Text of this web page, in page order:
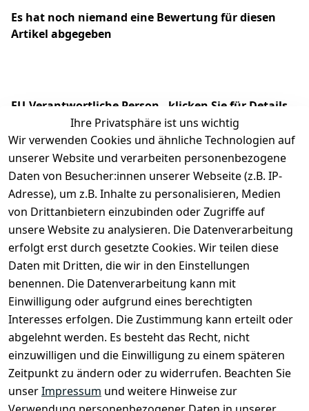
Es hat noch niemand eine Bewertung für diesen
Artikel abgegeben
EU-Verantwortliche Person - klicken Sie für Details
Ihre Privatsphäre ist uns wichtig
Wir verwenden Cookies und ähnliche Technologien auf
unserer Website und verarbeiten personenbezogene
Daten von Besucher:innen unserer Webseite (z.B. IP-
Adresse), um z.B. Inhalte zu personalisieren, Medien
von Drittanbietern einzubinden oder Zugriffe auf
unsere Website zu analysieren. Die Datenverarbeitung
erfolgt erst durch gesetzte Cookies. Wir teilen diese
Daten mit Dritten, die wir in den Einstellungen
benennen. Die Datenverarbeitung kann mit
Einwilligung oder aufgrund eines berechtigten
Interesses erfolgen. Die Zustimmung kann erteilt oder
abgelehnt werden. Es besteht das Recht, nicht
einzuwilligen und die Einwilligung zu einem späteren
Zeitpunkt zu ändern oder zu widerrufen. Beachten Sie
unserImpressum und weitere Hinweise zur
Rechtliches
Impressum
Datenschutze
rklärung
Barrierefreihe
itserklärung
Services
Registrieren